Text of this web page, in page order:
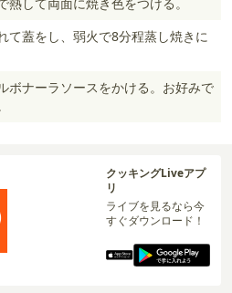
て蓋をし、弱火で8分程蒸し焼きに
ボナーラソースをかける。お好みで
クッキングLiveアプ
リ
ライブを見るなら今
すぐダウンロード！